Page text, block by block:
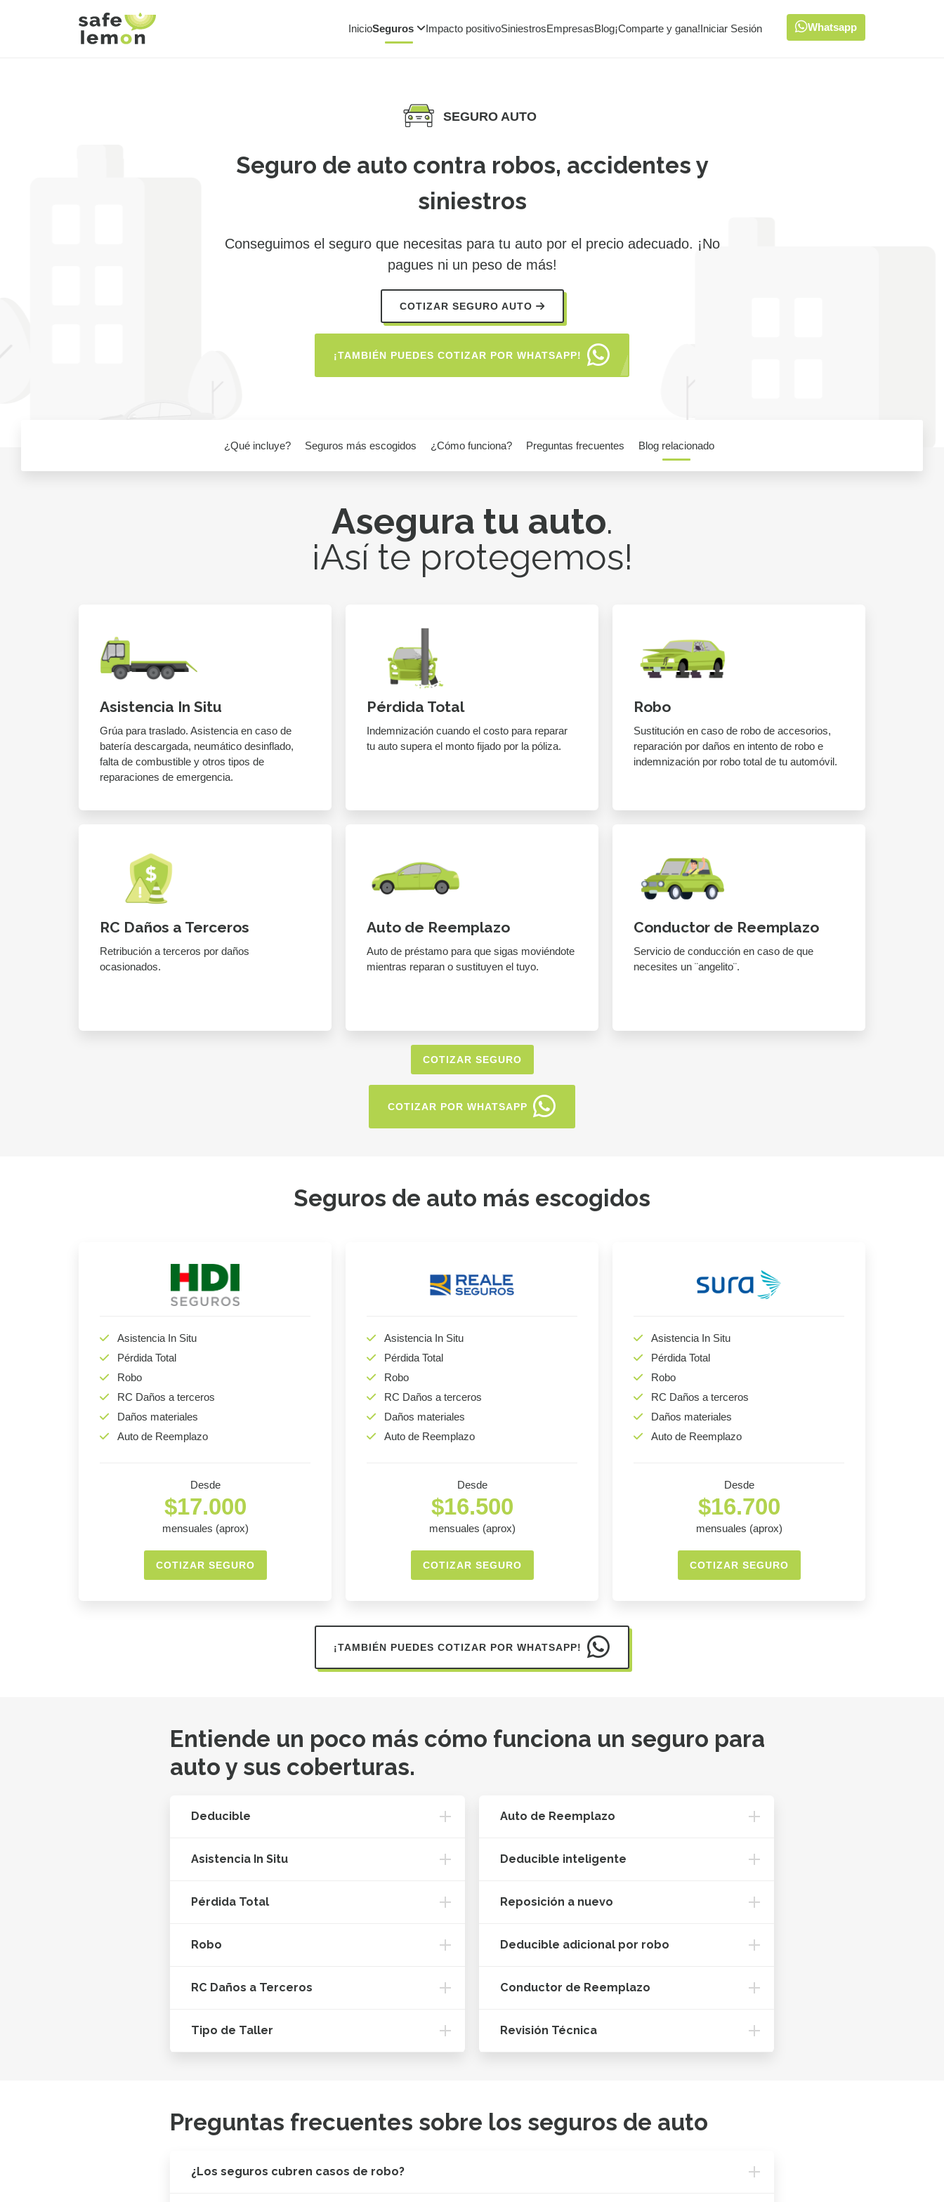
InicioSeguros Impacto positivoSiniestrosEmpresasBlog¡Comparte y gana!Iniciar Sesión Whatsapp
SEGURO AUTO
Seguro de auto contra robos, accidentes y
siniestros
Conseguimos el seguro que necesitas para tu auto por el precio adecuado. ¡No
pagues ni un peso de más!
COTIZAR SEGURO AUTO
¡TAMBIÉN PUEDES COTIZAR POR WHATSAPP!
¿Qué incluye? Seguros más escogidos ¿Cómo funciona? Preguntas frecuentes Blog relacionado
Asegura tu auto.
¡Así te protegemos!
Asistencia In Situ
Grúa para traslado. Asistencia en caso de
batería descargada, neumático desinflado,
falta de combustible y otros tipos de
reparaciones de emergencia.
Pérdida Total
Indemnización cuando el costo para reparar
tu auto supera el monto fijado por la póliza.
Robo
Sustitución en caso de robo de accesorios,
reparación por daños en intento de robo e
indemnización por robo total de tu automóvil.
RC Daños a Terceros
Retribución a terceros por daños
ocasionados.
Auto de Reemplazo
Auto de préstamo para que sigas moviéndote
mientras reparan o sustituyen el tuyo.
Conductor de Reemplazo
Servicio de conducción en caso de que
necesites un ¨angelito¨.
COTIZAR SEGURO
COTIZAR POR WHATSAPP
Seguros de auto más escogidos
Asistencia In Situ
Pérdida Total
Robo
RC Daños a terceros
Daños materiales
Auto de Reemplazo
Desde
$17.000
mensuales (aprox)
COTIZAR SEGURO
Asistencia In Situ
Pérdida Total
Robo
RC Daños a terceros
Daños materiales
Auto de Reemplazo
Desde
$16.500
mensuales (aprox)
COTIZAR SEGURO
Asistencia In Situ
Pérdida Total
Robo
RC Daños a terceros
Daños materiales
Auto de Reemplazo
Desde
$16.700
mensuales (aprox)
COTIZAR SEGURO
¡TAMBIÉN PUEDES COTIZAR POR WHATSAPP!
Entiende un poco más cómo funciona un seguro para
auto y sus coberturas.
Deducible
Asistencia In Situ
Pérdida Total
Robo
RC Daños a Terceros
Tipo de Taller
Auto de Reemplazo
Deducible inteligente
Reposición a nuevo
Deducible adicional por robo
Conductor de Reemplazo
Revisión Técnica
Preguntas frecuentes sobre los seguros de auto
¿Los seguros cubren casos de robo?